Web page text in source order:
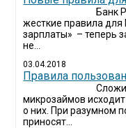
Банк
жесткие правила
зарплаты» – теперь
не...
03.04.2018
​Правила
микрозаймов
о них. При разумном
приносят...